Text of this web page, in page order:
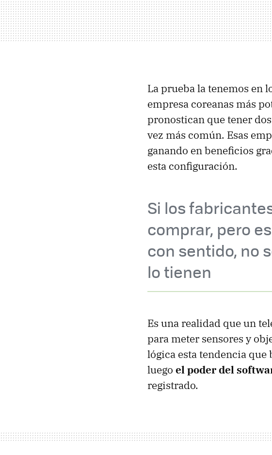
La prueba la tenemos en
empresa coreanas más
pronostican que tener
vez más común. Esas
ganando en beneficios
esta configuración.
Si los
comprar, pero
con sentido, no
lo tienen
Es una realidad que un
para meter sensores y
lógica esta tendencia
luego el poder del
registrado.